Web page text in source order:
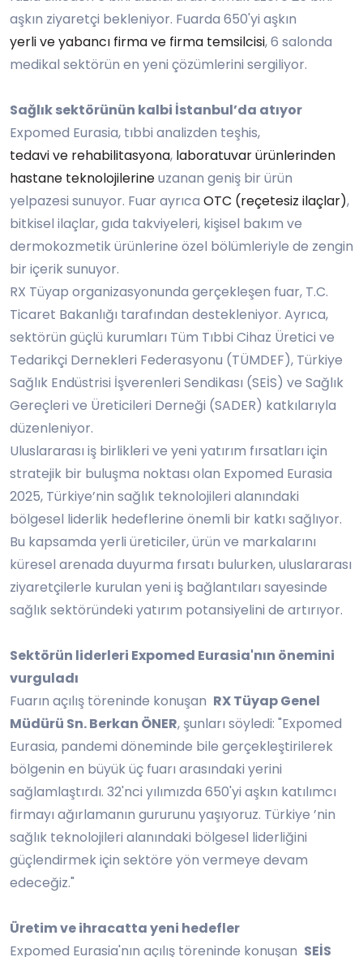
aşkın ziyaretçi bekleniyor. Fuarda 650'yi aşkın
yerli ve yabancı firma ve firma temsilcisi, 6 salonda
medikal sektörün en yeni çözümlerini sergiliyor.
Sağlık sektörünün kalbi İstanbul’da atıyor
Expomed Eurasia, tıbbi analizden teşhis,
tedavi ve rehabilitasyona, laboratuvar ürünlerinden
hastane teknolojilerineuzanan geniş bir ürün
yelpazesi sunuyor. Fuar ayrıca OTC (reçetesiz ilaçlar),
bitkisel ilaçlar, gıda takviyeleri, kişisel bakım ve
dermokozmetik ürünlerine özel bölümleriyle de zengin
bir içerik sunuyor.
RX Tüyap organizasyonunda gerçekleşen fuar, T.C.
Ticaret Bakanlığı tarafından destekleniyor. Ayrıca,
sektörün güçlü kurumları Tüm Tıbbi Cihaz Üretici ve
Tedarikçi Dernekleri Federasyonu (TÜMDEF), Türkiye
Sağlık Endüstrisi İşverenleri Sendikası (SEİS) ve Sağlık
Gereçleri ve Üreticileri Derneği (SADER) katkılarıyla
düzenleniyor.
Uluslararası iş birlikleri ve yeni yatırım fırsatları için
stratejik bir buluşma noktası olan Expomed Eurasia
2025, Türkiye’nin sağlık teknolojileri alanındaki
bölgesel liderlik hedeflerine önemli bir katkı sağlıyor.
Bu kapsamda yerli üreticiler, ürün ve markalarını
küresel arenada duyurma fırsatı bulurken, uluslararası
ziyaretçilerle kurulan yeni iş bağlantıları sayesinde
sağlık sektöründeki yatırım potansiyelini de artırıyor.
Sektörün liderleri Expomed Eurasia'nın önemini
vurguladı
Fuarın açılış töreninde konuşan RX Tüyap Genel
Müdürü Sn. Berkan ÖNER, şunları söyledi: "Expomed
Eurasia, pandemi döneminde bile gerçekleştirilerek
bölgenin en büyük üç fuarı arasındaki yerini
sağlamlaştırdı. 32'nci yılımızda 650'yi aşkın katılımcı
firmayı ağırlamanın gururunu yaşıyoruz. Türkiye ’nin
sağlık teknolojileri alanındaki bölgesel liderliğini
güçlendirmek için sektöre yön vermeye devam
edeceğiz."
Üretim ve ihracatta yeni hedefler
Expomed Eurasia'nın açılış töreninde konuşan SEİS